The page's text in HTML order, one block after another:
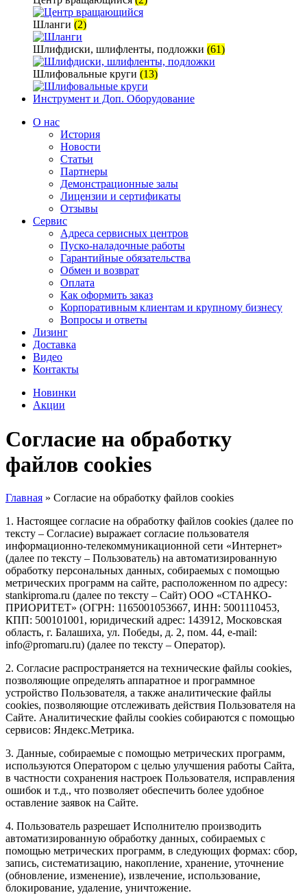
Шланги (2)
Шлифдиски, шлифленты, подложки (61)
Шлифовальные круги (13)
Инструмент и Доп. Оборудование
О нас
История
Новости
Статьи
Партнеры
Демонстрационные залы
Лицензии и сертификаты
Отзывы
Сервис
Адреса сервисных центров
Пуско-наладочные работы
Гарантийные обязательства
Обмен и возврат
Оплата
Как оформить заказ
Корпоративным клиентам и крупному бизнесу
Вопросы и ответы
Лизинг
Доставка
Видео
Контакты
Новинки
Акции
Согласие на обработку
файлов cookies
Главная » Согласие на обработку файлов cookies
1. Настоящее согласие на обработку файлов cookies (далее по
тексту – Согласие) выражает согласие пользователя
информационно-телекоммуникационной сети «Интернет»
(далее по тексту – Пользователь) на автоматизированную
обработку персональных данных, собираемых с помощью
метрических программ на сайте, расположенном по адресу:
stankiproma.ru (далее по тексту – Сайт) ООО «СТАНКО-
ПРИОРИТЕТ» (ОГРН: 1165001053667, ИНН: 5001110453,
КПП: 500101001, юридический адрес: 143912, Московская
область, г. Балашиха, ул. Победы, д. 2, пом. 44, e-mail:
info@promaru.ru) (далее по тексту – Оператор).
2. Согласие распространяется на технические файлы cookies,
позволяющие определять аппаратное и программное
устройство Пользователя, а также аналитические файлы
cookies, позволяющие отслеживать действия Пользователя на
Сайте. Аналитические файлы cookies собираются с помощью
сервисов: Яндекс.Метрика.
3. Данные, собираемые с помощью метрических программ,
используются Оператором с целью улучшения работы Сайта,
в частности сохранения настроек Пользователя, исправления
ошибок и т.д., что позволяет обеспечить более удобное
оставление заявок на Сайте.
4. Пользователь разрешает Исполнителю производить
автоматизированную обработку данных, собираемых с
помощью метрических программ, в следующих формах: сбор,
запись, систематизацию, накопление, хранение, уточнение
(обновление, изменение), извлечение, использование,
блокирование, удаление, уничтожение.